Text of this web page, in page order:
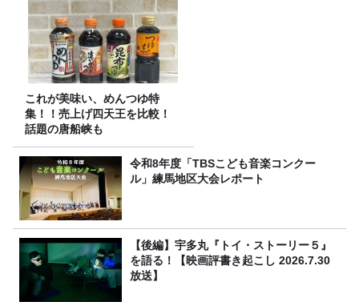
これが美味い、めんつゆ特
集！！売上げ四天王を比較！
話題の唐船峡も
令和8年度「TBSこども音楽コンクー
ル」練馬地区大会レポート
【後編】宇多丸『トイ・ストーリー５』
を語る！【映画評書き起こし 2026.7.30
放送】